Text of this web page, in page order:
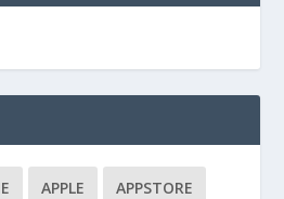
APPLE APPSTORE